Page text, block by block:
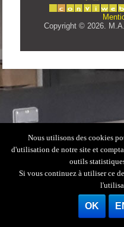
Copyright © 2026.
Nous utilisons des cookies
d'utilisation de notre site et
outils
Si vous continuez à utiliser ce
OK